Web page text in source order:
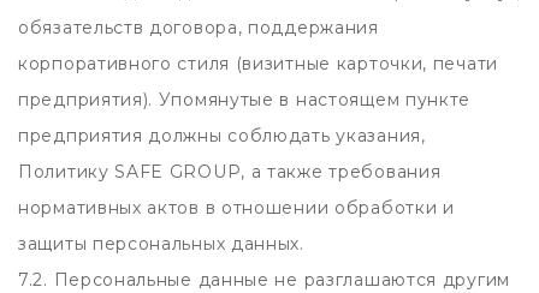
обязательств договора, поддержания
корпоративного стиля (визитные карточки, печати
предприятия). Упомянутые в настоящем пункте
предприятия должны соблюдать указания,
Политику SAFE GROUP, а также требования
нормативных актов в отношении обработки и
защиты персональных данных.
7.2. Персональные данные не разглашаются другим